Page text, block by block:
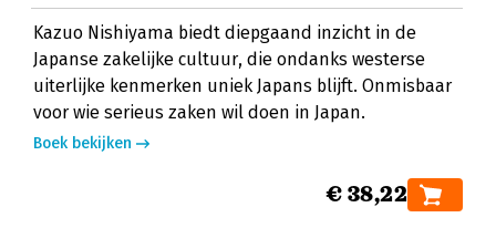
Kazuo Nishiyama biedt diepgaand inzicht in de
Japanse zakelijke cultuur, die ondanks westerse
uiterlijke kenmerken uniek Japans blijft. Onmisbaar
voor wie serieus zaken wil doen in Japan.
Boek bekijken
€ 38,22